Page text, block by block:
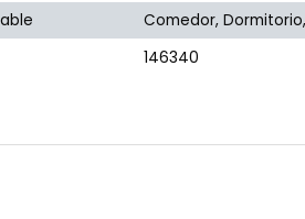
Comedor,
146340